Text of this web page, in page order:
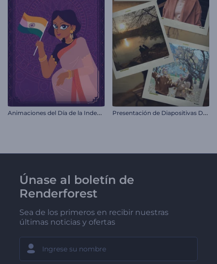
A
nimaciones del Día de la Independencia de la India P
resentación de Diapositivas Deslizantes
Únase al boletín de
Renderforest
Sea de los primeros en recibir nuestras
últimas noticias y ofertas